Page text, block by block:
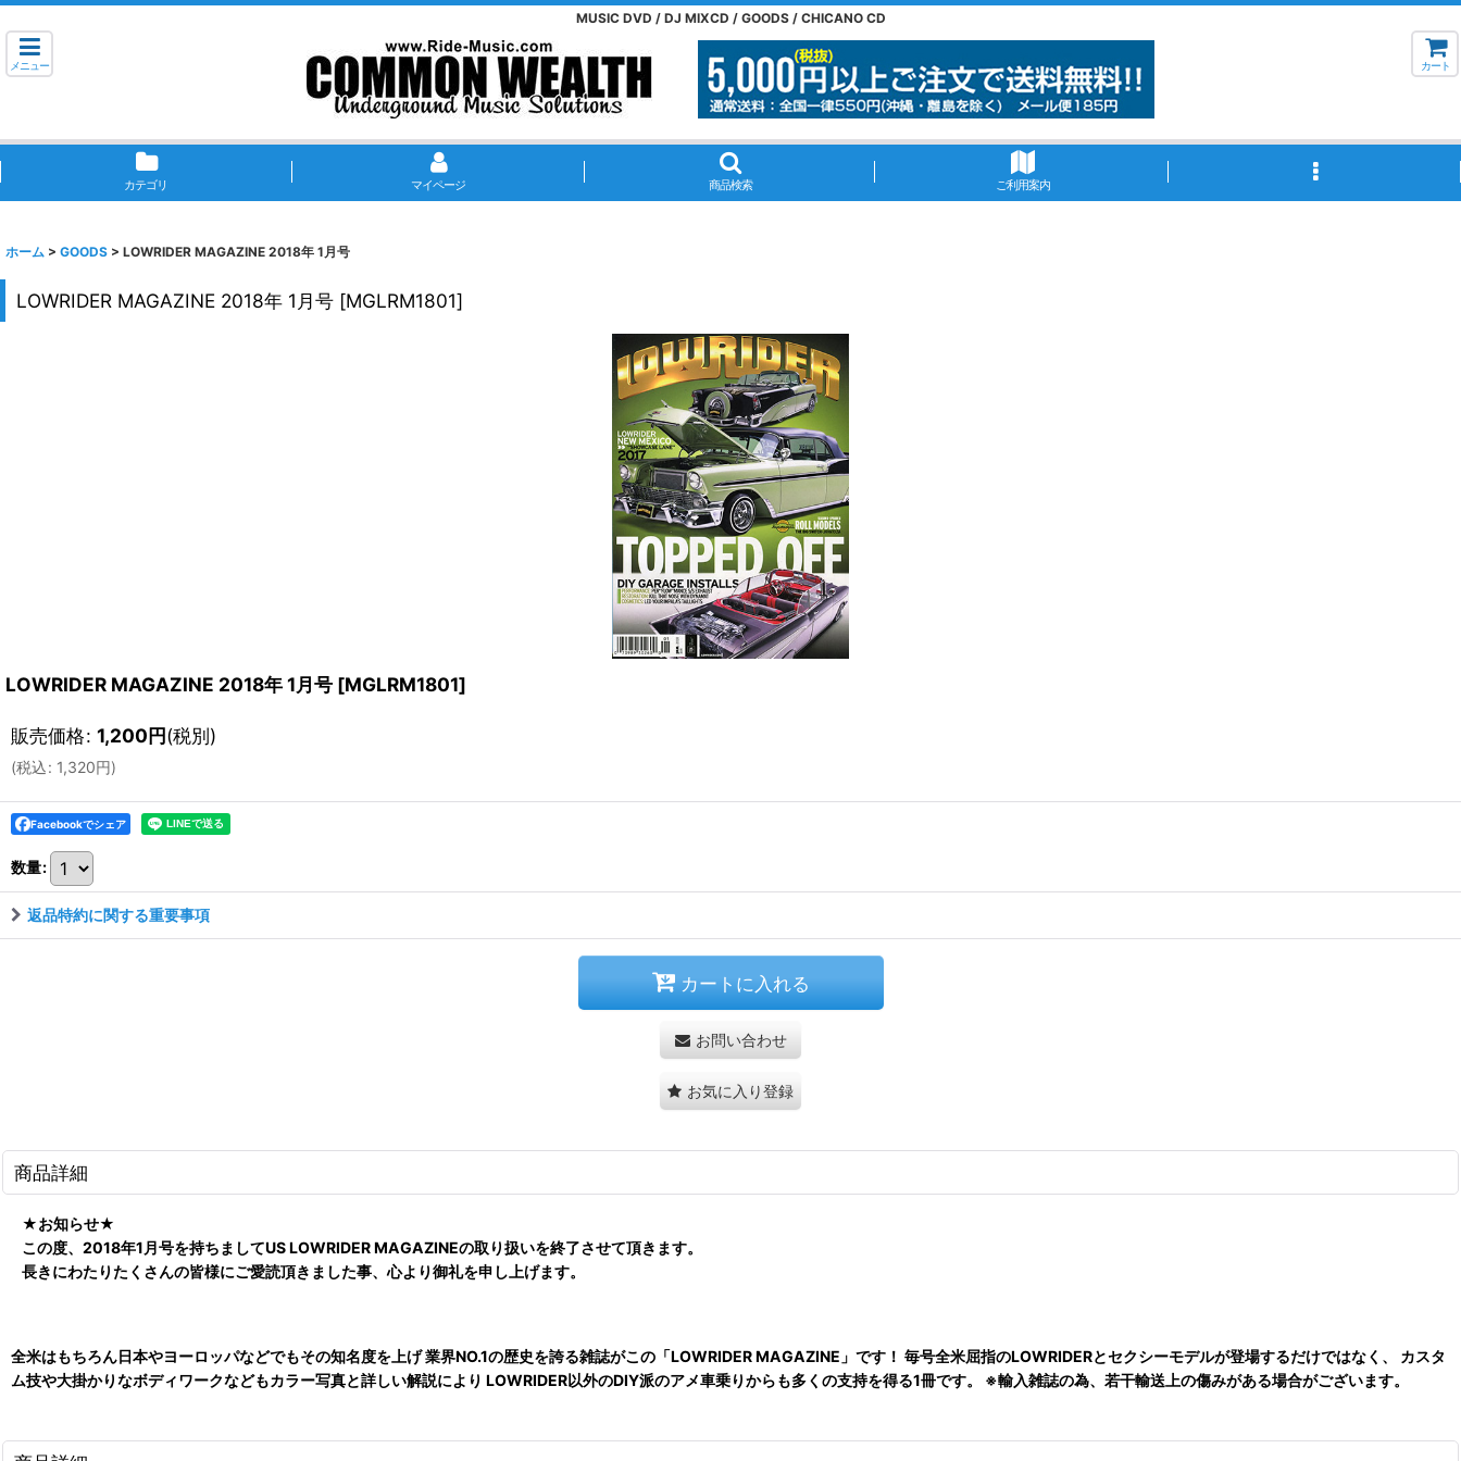
MUSIC DVD / DJ MIXCD / GOODS / CHICANO CD
メニュー カート
カテゴリ マイページ 商品検索 ご利用案内
ホーム > GOODS > LOWRIDER MAGAZINE 2018年 1月号
LOWRIDER MAGAZINE 2018年 1月号 [MGLRM1801]
LOWRIDER MAGAZINE 2018年 1月号 [MGLRM1801]
販売価格: 1,200円(税別)
(税込: 1,320円)
Facebookでシェア
数量:
返品特約に関する重要事項
カートに入れる
お問い合わせ
お気に入り登録
商品詳細
★お知らせ★
この度、2018年1月号を持ちましてUS LOWRIDER MAGAZINEの取り扱いを終了させて頂きます。
長きにわたりたくさんの皆様にご愛読頂きました事、心より御礼を申し上げます。
全米はもちろん日本やヨーロッパなどでもその知名度を上げ 業界NO.1の歴史を誇る雑誌がこの「LOWRIDER MAGAZINE」です！ 毎号全米屈指のLOWRIDERとセクシーモデルが登場するだけではなく、 カスタ
ム技や大掛かりなボディワークなどもカラー写真と詳しい解説により LOWRIDER以外のDIY派のアメ車乗りからも多くの支持を得る1冊です。 ※輸入雑誌の為、若干輸送上の傷みがある場合がございます。